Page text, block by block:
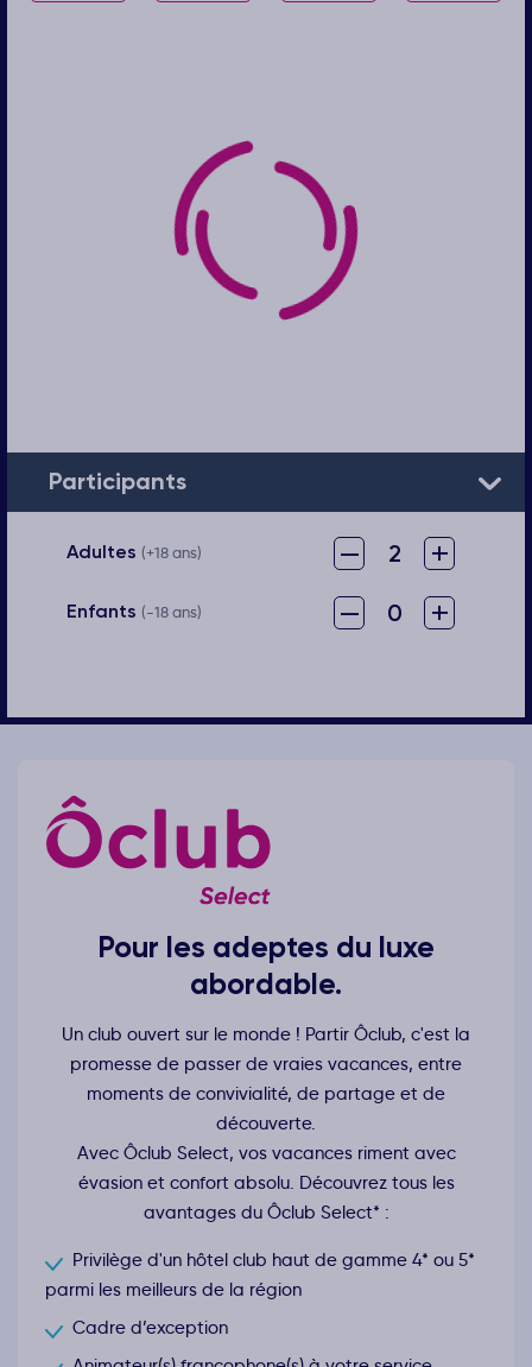
Participants
Adultes (+18 ans) – 2 +
Enfants (-18 ans) – 0 +
Pour les adeptes du luxe
abordable.
Un club ouvert sur le monde ! Partir Ôclub, c'est la
promesse de passer de vraies vacances, entre
moments de convivialité, de partage et de
découverte.
Avec Ôclub Select, vos vacances riment avec
évasion et confort absolu. Découvrez tous les
avantages du Ôclub Select* :
Privilège d'un hôtel club haut de gamme 4* ou 5*
parmi les meilleurs de la région
Cadre d’exception